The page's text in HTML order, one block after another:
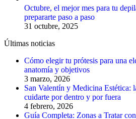
Octubre, el mejor mes para tu
prepararte paso a paso
31 octubre, 2025
Últimas noticias
Cómo elegir tu prótesis para una
anatomía y objetivos
3 marzo, 2026
San Valentín y Medicina Estética:
cuidarte por dentro y por fuera
4 febrero, 2026
Guía Completa: Zonas a Tratar